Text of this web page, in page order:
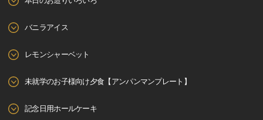
バニラアイス
レモンシャーベット
未就学のお子様向け夕食【アンパンマンプレート】
記念日用ホールケーキ